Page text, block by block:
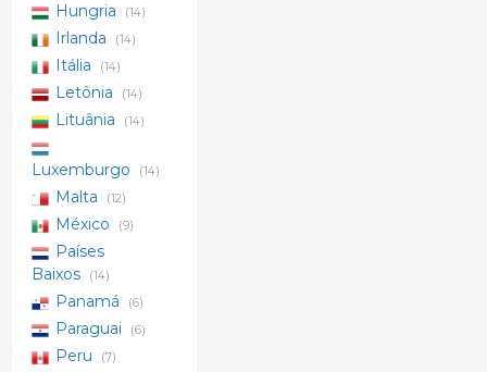
Hungria (14)
Irlanda (14)
Itália (14)
Letônia (14)
Lituânia (14)
Luxemburgo (14)
Malta (12)
México (9)
Países
Baixos
(14)
Panamá (6)
Paraguai (6)
Peru (7)